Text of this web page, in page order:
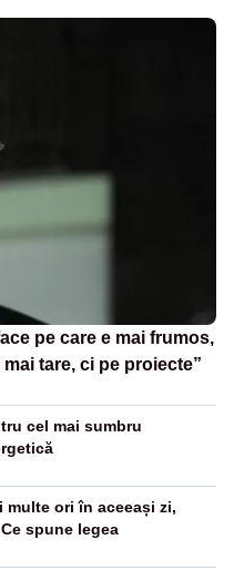
pe care e mai frumos,
tare, ci pe proiecte”
cel mai sumbru
multe ori în aceeași zi,
spune legea